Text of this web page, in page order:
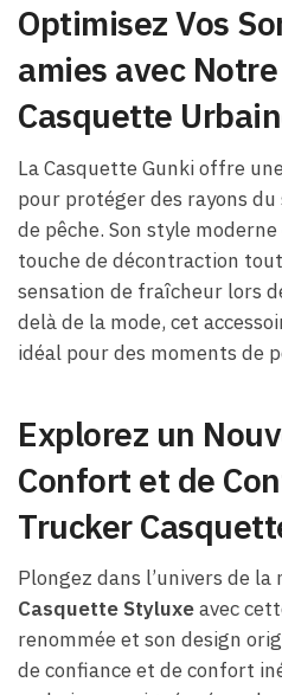
Optimisez Vos
amies avec
Casquette
La Casquette Gunki offre
pour protéger des rayons
de pêche. Son style
touche de décontraction
sensation de fraîcheur lors
delà de la mode, cet
idéal pour des moments de
Explorez un
Confort et de
Trucker
Plongez dans l’univers de
Casquette Styluxeavec
renommée et son design
de confiance et de confort